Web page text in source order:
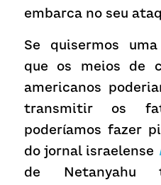
embarca no seu
Se quisermos
que os meios de
americanos
transmitir os
poderíamos fazer
do jornal israelense
de Netanyahu